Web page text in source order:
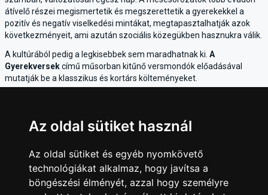
átívelő részei megismertetik és megszerettetik a gyerekekkel a
pozitív és negatív viselkedési mintákat, megtapasztalhatják azok
következményeit, ami azután szociális közegükben hasznukra válik.
A kultúrából pedig a legkisebbek sem maradhatnak ki. A
Gyerekversekcímű műsorban kitűnő versmondók előadásával
mutatják be a klasszikus és kortárs költeményeket.
dugongok, itatók, viharok bonyodalmai.
kultúrának szentelt idő eltöltésének hasznos terepe. Ajánljuk
minden családnak. A meseprogramok kiválasztására a TV Mustrán
a gyerekeket is megtaníthatjuk.
Az oldal sütiket használ
Az oldal sütiket és egyéb nyomkövető
technológiákat alkalmaz, hogy javítsa a
böngészési élményét, azzal hogy személyre